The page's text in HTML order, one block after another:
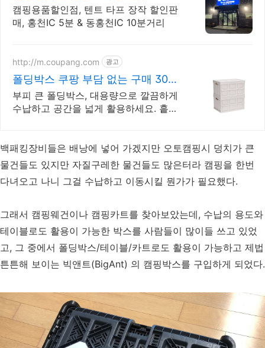
캠핑용품할인점, 텐트 타프 장작 할인판
매, 홍천IC 5분 & 동홍천IC 10분거리
http://m.coupang.com 광고
폴딩박스 쿠팡 부담 없는 구매 30일
반품
부피 큰 폴딩박스, 대용량으로 깔끔하게
수납하고 공간을 넓게 활용하세요. 흩어
백패킹장비들은 배낭에 넣어 가겠지만 오토캠핑시 덩치가 큰
물건들도 있지만 자질구레한 물건들도 많은터라 캠핑을 한번
다녀오고 나니 그걸 수납하고 이동시킬 뭔가가 필요했다.
그래서 캠핑웨건이나 캠핑카트를 찾아보았는데, 수납의 용도와
테이블로도 활용이 가능한 박스를 사람들이 많이들 쓰고 있었
고, 그 중에서 폴딩박스/테이블/카트로도 활용이 가능하고 제법
튼튼해 보이는 빅앤트(BigAnt) 의 캠핑박스를 구입하게 되었다.